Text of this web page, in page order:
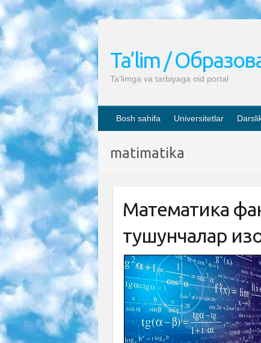
Ta’lim /
Ta’limga va tarbiyaga oid portal
Bosh sahifa Universitetlar
matimatika
Математика
тушунчалар